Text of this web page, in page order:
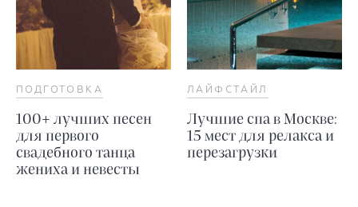
ПОДГОТОВКА
100+ лучших песен
для первого
свадебного танца
жениха и невесты
ЛАЙФСТАЙЛ
Лучшие спа в Москве:
15 мест для релакса и
перезагрузки